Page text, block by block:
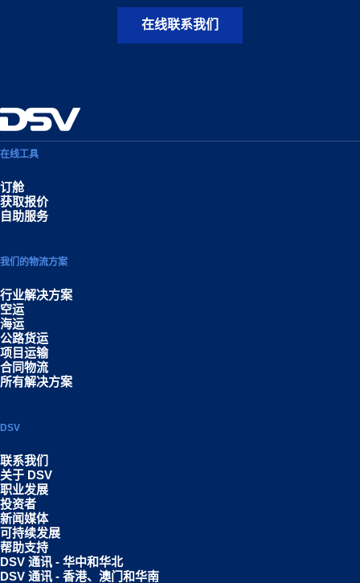
在线联系我们
在线工具
订舱
获取报价
自助服务
我们的物流方案
行业解决方案
空运
海运
公路货运
项目运输
合同物流
所有解决方案
DSV
联系我们
关于 DSV
职业发展
投资者
新闻媒体
可持续发展
帮助支持
DSV 通讯 - 华中和华北
DSV 通讯 - 香港、澳门和华南